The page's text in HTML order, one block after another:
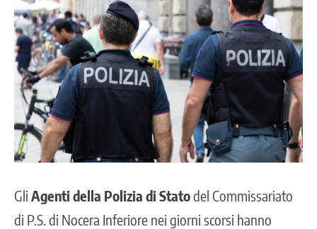
Gli Agenti della Polizia di Statodel Commissariato
di P.S. di Nocera Inferiore nei giorni scorsi hanno